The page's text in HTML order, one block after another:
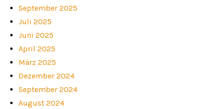
September 2025
Juli 2025
Juni 2025
April 2025
März 2025
Dezember 2024
September 2024
August 2024